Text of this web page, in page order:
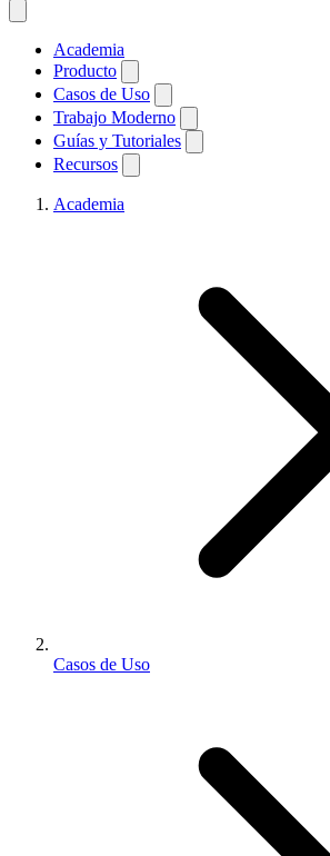
Academia
Producto
Casos de Uso
Trabajo Moderno
Guías y Tutoriales
Recursos
Academia
Casos de Uso